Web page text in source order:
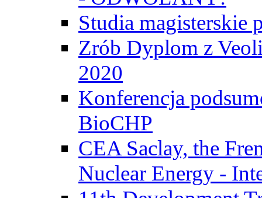
Studia magisterskie
Zrób Dyplom z
2020
Konferencja
BioCHP
CEA Saclay, the
Nuclear Energy -